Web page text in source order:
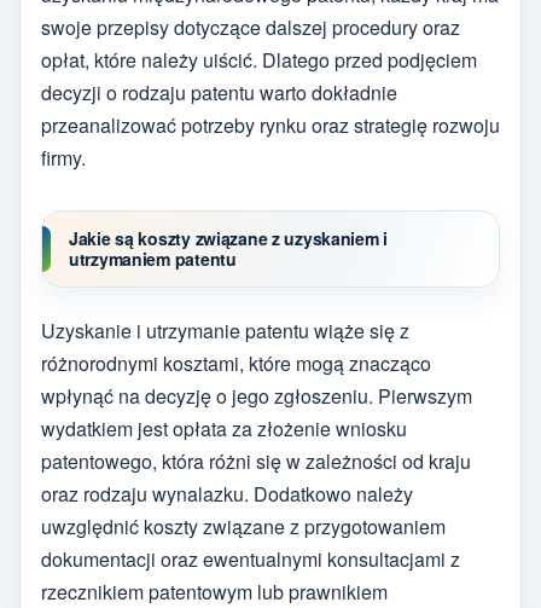
swoje przepisy dotyczące dalszej procedury oraz
opłat, które należy uiścić. Dlatego przed podjęciem
decyzji o rodzaju patentu warto dokładnie
przeanalizować potrzeby rynku oraz strategię rozwoju
firmy.
Jakie są koszty związane z uzyskaniem i
utrzymaniem patentu
Uzyskanie i utrzymanie patentu wiąże się z
różnorodnymi kosztami, które mogą znacząco
wpłynąć na decyzję o jego zgłoszeniu. Pierwszym
wydatkiem jest opłata za złożenie wniosku
patentowego, która różni się w zależności od kraju
oraz rodzaju wynalazku. Dodatkowo należy
uwzględnić koszty związane z przygotowaniem
dokumentacji oraz ewentualnymi konsultacjami z
rzecznikiem patentowym lub prawnikiem